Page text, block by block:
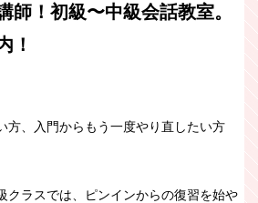
師！初級〜中級会話教室。
！
方、入門からもう一度やり直したい方
クラスでは、ピンインからの復習を始や